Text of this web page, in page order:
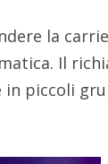
la
Il
in piccoli